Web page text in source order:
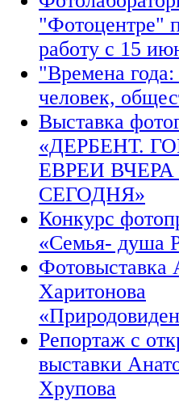
"Фотоцентре"
работу с 15
"Времена года:
человек,
Выставка
«ДЕРБЕНТ.
ЕВРЕИ
СЕГОДНЯ»
Конкурс
«Семья- душа
Фотовыставка
Харитонова
Репортаж с
выставки
Хрупова